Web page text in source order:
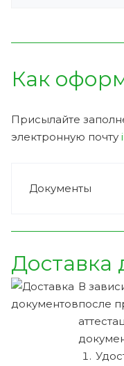
Как
Присылайте
электронную почту
Документы
Доставка
В
после